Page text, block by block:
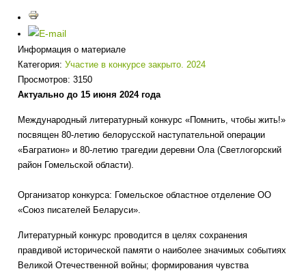
Информация о материале
Категория:Участие в конкурсе закрыто. 2024
Просмотров: 3150
Актуально до 15 июня 2024 года
Международный литературный конкурс «Помнить, чтобы жить!»
посвящен 80-летию белорусской наступательной операции
«Багратион» и 80-летию трагедии деревни Ола (Светлогорский
район Гомельской области).
Организатор конкурса: Гомельское областное отделение ОО
«Союз писателей Беларуси».
Литературный конкурс проводится в целях сохранения
правдивой исторической памяти о наиболее значимых событиях
Великой Отечественной войны; формирования чувства